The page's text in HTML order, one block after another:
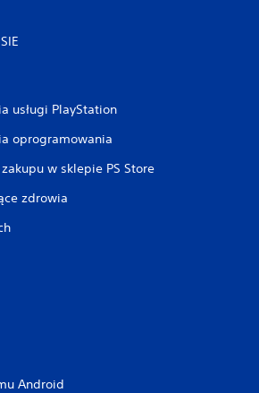
usługi PlayStation
oprogramowania
w sklepie PS Store
zdrowia
Android